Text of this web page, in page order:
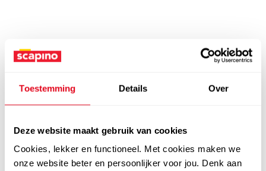
Toestemming Details Over
Deze website maakt gebruik van cookies
Cookies, lekker en functioneel. Met cookies maken we
onze website beter en persoonlijker voor jou. Denk aan